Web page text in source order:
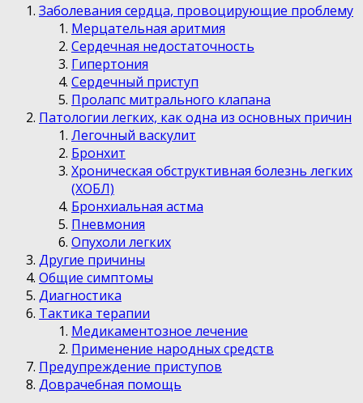
Заболевания сердца, провоцирующие проблему
Мерцательная аритмия
Сердечная недостаточность
Гипертония
Сердечный приступ
Пролапс митрального клапана
Патологии легких, как одна из основных причин
Легочный васкулит
Бронхит
Хроническая обструктивная болезнь легких
(ХОБЛ)
Бронхиальная астма
Пневмония
Опухоли легких
Другие причины
Общие симптомы
Диагностика
Тактика терапии
Медикаментозное лечение
Применение народных средств
Предупреждение приступов
Доврачебная помощь